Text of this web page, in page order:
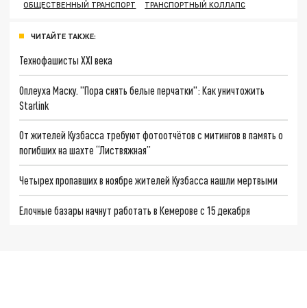
ОБЩЕСТВЕННЫЙ ТРАНСПОРТ
ТРАНСПОРТНЫЙ КОЛЛАПС
ЧИТАЙТЕ ТАКЖЕ:
Технофашисты XXI века
Оплеуха Маску. "Пора снять белые перчатки": Как уничтожить
Starlink
От жителей Кузбасса требуют фотоотчётов с митингов в память о
погибших на шахте “Листвяжная”
Четырех пропавших в ноябре жителей Кузбасса нашли мертвыми
Елочные базары начнут работать в Кемерове с 15 декабря